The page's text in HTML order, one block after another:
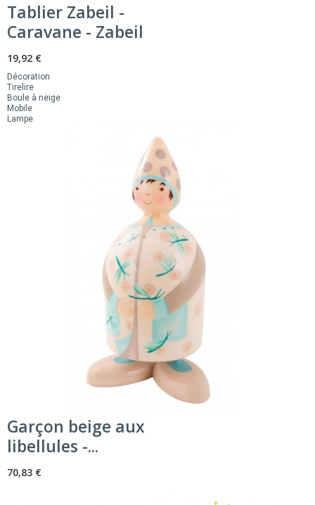
Tablier Zabeil -
Caravane - Zabeil
19,92 €
Décoration
Tirelire
Boule à neige
Mobile
Lampe
Garçon beige aux
libellules -...
70,83 €